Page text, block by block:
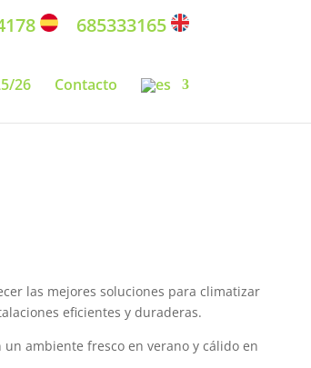
685333165
26 Contacto
las mejores soluciones para climatizar
eficientes y duraderas.
ambiente fresco en verano y cálido en